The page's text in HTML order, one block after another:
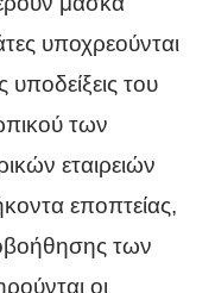
υποχρεούνται
του
των
εταιρειών
εποπτείας,
των
οι